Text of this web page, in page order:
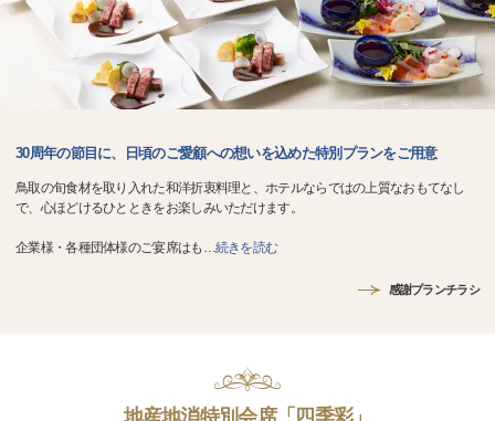
30周年の節目に、日頃のご愛顧への想いを込めた特別プランをご用意
鳥取の旬食材を取り入れた和洋折衷料理と、ホテルならではの上質なおもてなし
で、心ほどけるひとときをお楽しみいただけます。
企業様・各種団体様のご宴席はも …続きを読む
感謝プランチラシ
地産地消特別会席「四季彩」